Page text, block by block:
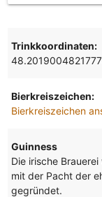
Trinkkoordinaten:
Bierkreiszeichen:
Bierkreiszeichen
Guinness
Die irische
mit der Pacht der
gegründet.